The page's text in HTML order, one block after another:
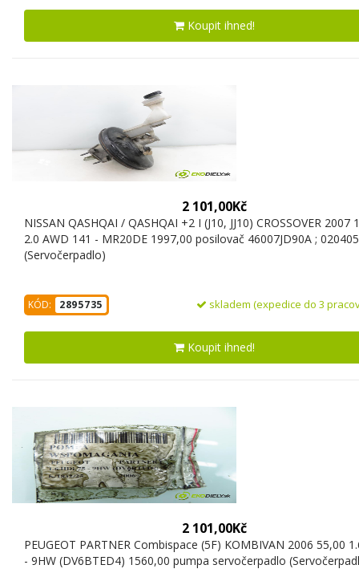
Koupit ihned!
2 101,00Kč
NISSAN QASHQAI / QASHQAI +2 I (J10, JJ10) CROSSOVER 2007
2.0 AWD 141 - MR20DE 1997,00 posilovač 46007JD90A ;
(Servočerpadlo)
KÓD: 2895735 skladem (expedice do 3
Koupit ihned!
2 101,00Kč
PEUGEOT PARTNER Combispace (5F) KOMBIVAN 2006 55,00
- 9HW (DV6BTED4) 1560,00 pumpa servočerpadlo